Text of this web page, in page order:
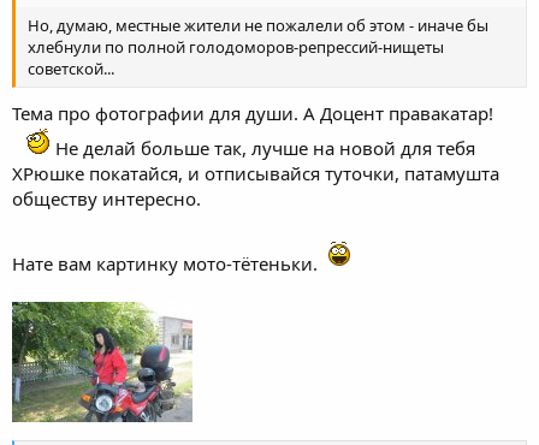
Но, думаю, местные жители не пожалели об этом - иначе бы
хлебнули по полной голодоморов-репрессий-нищеты
советской...
Тема про фотографии для души. А Доцент правакатар!
Не делай больше так, лучше на новой для тебя
ХРюшке покатайся, и отписывайся туточки, патамушта
обществу интересно.
Нате вам картинку мото-тётеньки.